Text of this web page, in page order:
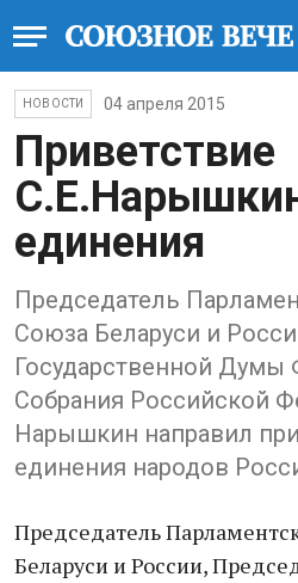
НОВОСТИ 04 апреля 2015
Приветствие
единения
Председатель
Союза Беларуси и
Государственной Думы
Собрания Российской
Нарышкин направил
единения народов
Председатель
Беларуси и России,